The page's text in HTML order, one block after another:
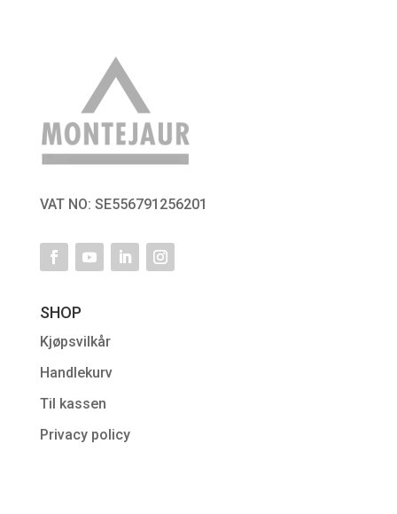
VAT NO: SE556791256201
SHOP
Kjøpsvilkår
Handlekurv
Til kassen
Privacy policy